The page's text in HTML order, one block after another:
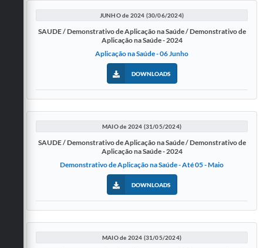
JUNHO de 2024 (30/06/2024)
SAUDE / Demonstrativo de Aplicação na Saúde / Demonstrativo de
Aplicação na Saúde - 2024
Aplicação na Saúde - 06 Junho
DOWNLOADS
MAIO de 2024 (31/05/2024)
SAUDE / Demonstrativo de Aplicação na Saúde / Demonstrativo de
Aplicação na Saúde - 2024
Demonstrativo de Aplicação na Saúde - Até 05 - Maio
DOWNLOADS
MAIO de 2024 (31/05/2024)